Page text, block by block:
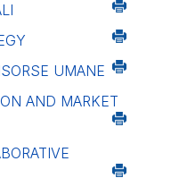
UMANE
AND MARKET